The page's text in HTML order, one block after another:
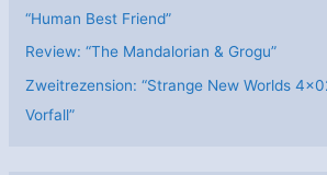
“Human Best Friend”
Review: “The Mandalorian & Grogu”
Zweitrezension: “Strange New Worlds
Vorfall”